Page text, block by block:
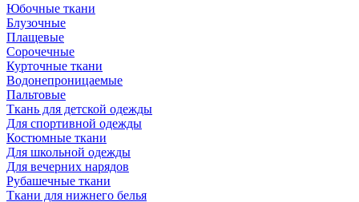
Юбочные ткани
Блузочные
Плащевые
Сорочечные
Курточные ткани
Водонепроницаемые
Пальтовые
Ткань для детской одежды
Для спортивной одежды
Костюмные ткани
Для школьной одежды
Для вечерних нарядов
Рубашечные ткани
Ткани для нижнего белья